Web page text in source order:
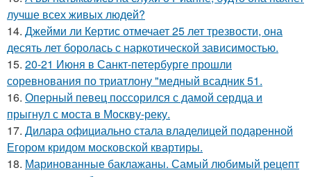
лучше всех живых людей?
14. Джейми ли Кертис отмечает 25 лет трезвости, она
десять лет боролась с наркотической зависимостью.
15. 20-21 Июня в Санкт-петербурге прошли
соревнования по триатлону "медный всадник 51.
16. Оперный певец поссорился с дамой сердца и
прыгнул с моста в Москву-реку.
17. Дилара официально стала владелицей подаренной
Егором кридом московской квартиры.
18. Маринованные баклажаны. Самый любимый рецепт